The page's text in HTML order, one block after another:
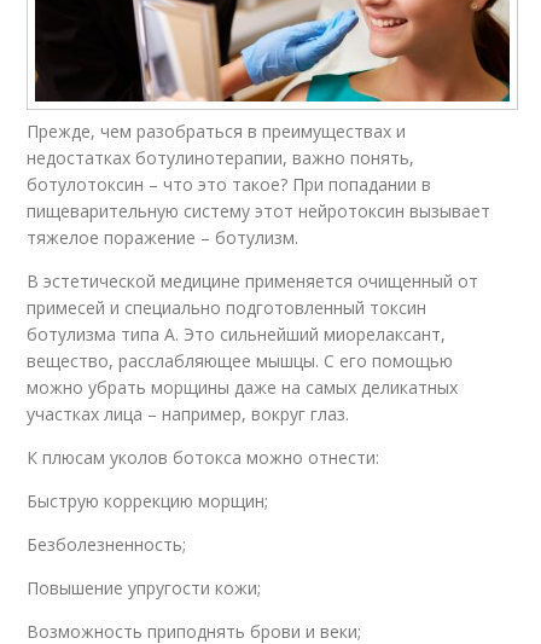
Прежде, чем разобраться в преимуществах и
недостатках ботулинотерапии, важно понять,
ботулотоксин – что это такое? При попадании в
пищеварительную систему этот нейротоксин вызывает
тяжелое поражение – ботулизм.
В эстетической медицине применяется очищенный от
примесей и специально подготовленный токсин
ботулизма типа А. Это сильнейший миорелаксант,
вещество, расслабляющее мышцы. С его помощью
можно убрать морщины даже на самых деликатных
участках лица – например, вокруг глаз.
К плюсам уколов ботокса можно отнести:
Быструю коррекцию морщин;
Безболезненность;
Повышение упругости кожи;
Возможность приподнять брови и веки;